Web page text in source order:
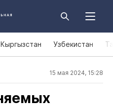
Кыргызстан Узбекистан
15 мая 2024, 15:28